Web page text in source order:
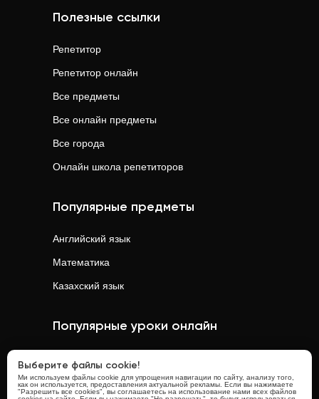
Полезные ссылки
Репетитор
Репетитор онлайн
Все предметы
Все онлайн предметы
Все города
Онлайн школа репетиторов
Популярные предметы
Английский язык
Математика
Казахский язык
Популярные уроки онлайн
Физикаонлайн
Выберите файлы cookie!
Ми используем файлы cookie для упрощения навигации по сайту, анализу того,
как он используется, предоставления актуальной рекламы. Если вы нажимаете
"Разрешить все cookies", вы соглашаетесь на использование нами всех файлов